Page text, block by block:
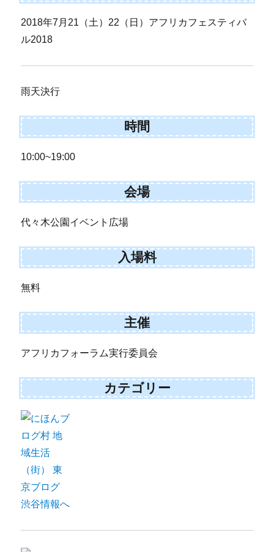
2018年7月21（土）22（日）アフリカフェスティバ
ル2018
雨天決行
時間
10:00~19:00
会場
代々木公園イベント広場
入場料
無料
主催
アフリカフォーラム実行委員会
カテゴリー